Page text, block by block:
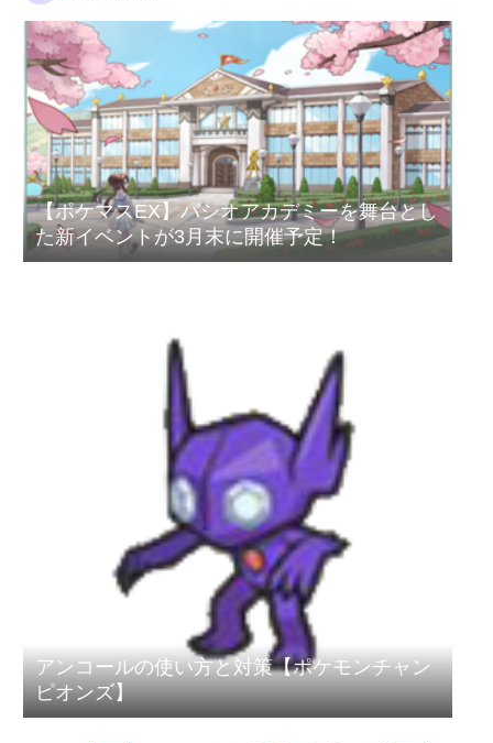
【ポケマスEX】パシオアカデミーを舞台とし
た新イベントが3月末に開催予定！
アンコールの使い方と対策【ポケモンチャン
ピオンズ】